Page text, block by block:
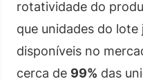
rotatividade do
que unidades do lote
disponíveis no
cerca de 99% das